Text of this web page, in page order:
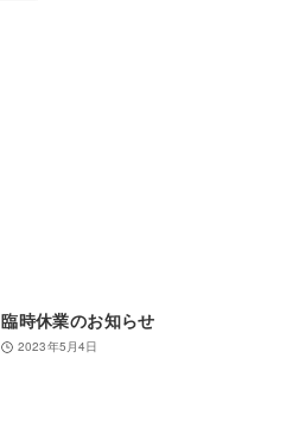
臨時休業のお知らせ
2023年5月4日